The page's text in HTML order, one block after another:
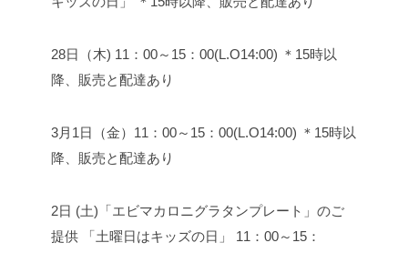
28日（木) 11：00～15：00(L.O14:00) ＊15時以
降、販売と配達あり
3月1日（金）11：00～15：00(L.O14:00) ＊15時以
降、販売と配達あり
2日 (土)「エビマカロニグラタンプレート」のご
提供 「土曜日はキッズの日」 11：00～15：